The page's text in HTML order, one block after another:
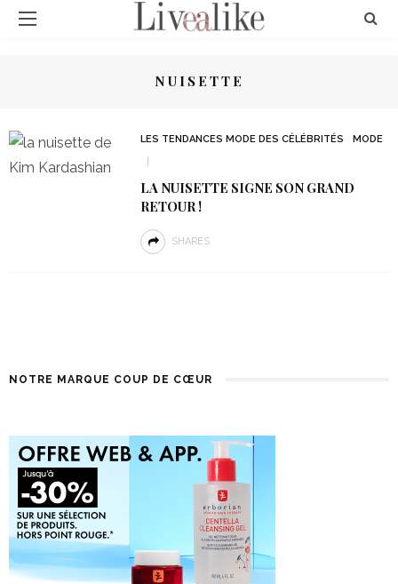
NUISETTE
LES TENDANCES MODE DES CÉLÉBRITÉS MODE
LA NUISETTE SIGNE SON GRAND
RETOUR !
SHARES
NOTRE MARQUE COUP DE CŒUR